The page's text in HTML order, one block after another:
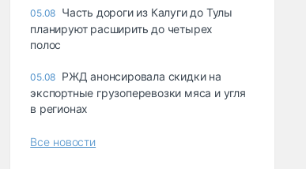
05.08 Часть дороги из Калуги до Тулы
планируют расширить до четырех
полос
05.08 РЖД анонсировала скидки на
экспортные грузоперевозки мяса и угля
в регионах
Все новости